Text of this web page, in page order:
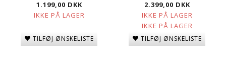
1.199,00 DKK
IKKE PÅ LAGER
TILFØJ ØNSKELISTE
2.399,00 DKK
IKKE PÅ LAGER
IKKE PÅ LAGER
TILFØJ ØNSKELISTE